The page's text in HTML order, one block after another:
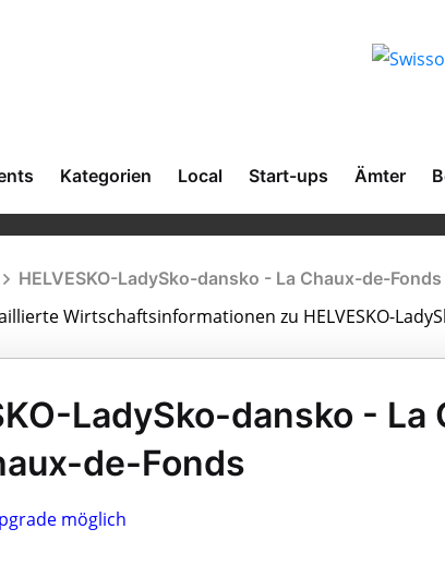
Kategorien Local Start-ups Ämter
HELVESKO-LadySko-dansko - La Chaux-de-Fonds
Wirtschaftsinformationen zu HELVESKO-
LadySko-dansko -
de-Fonds
möglich